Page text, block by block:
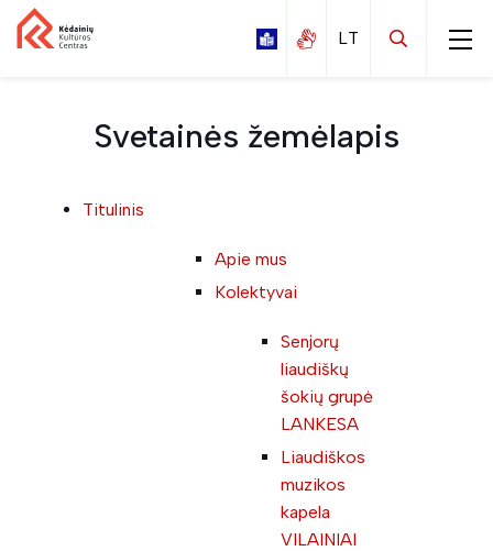
Kalnaberžės
Labūnavos
Svetainės žemėlapis
Titulinis
Apie mus
Kolektyvai
Senjorų
liaudiškų
šokių grupė
LANKESA
Liaudiškos
muzikos
kapela
VILAINIAI